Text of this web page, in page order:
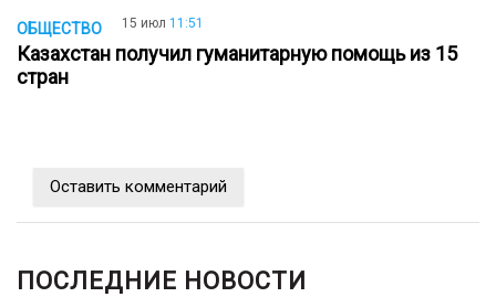
ОБЩЕСТВО 15 июл 11:51
Казахстан получил гуманитарную помощь из 15
стран
Оставить комментарий
ПОСЛЕДНИЕ НОВОСТИ